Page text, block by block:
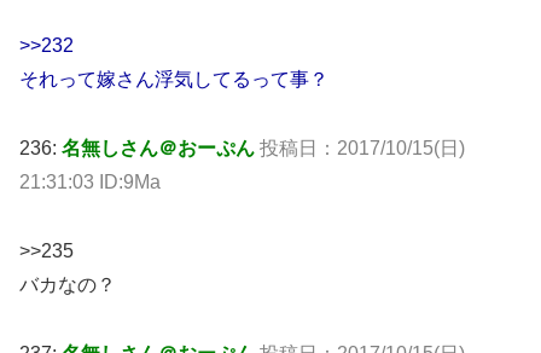
>>232
それって嫁さん浮気してるって事？
236: 名無しさん＠おーぷん 投稿日：2017/10/15(日)
21:31:03 ID:9Ma
>>235
バカなの？